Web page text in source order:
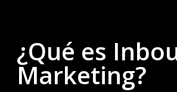
¿Qué es
Marketing?